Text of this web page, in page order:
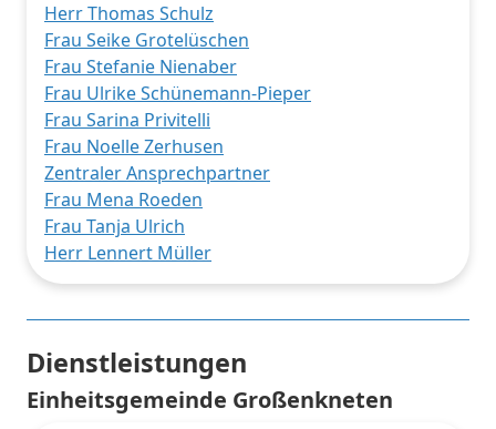
Herr Thomas Schulz
Frau Seike Grotelüschen
Frau Stefanie Nienaber
Frau Ulrike Schünemann-Pieper
Frau Sarina Privitelli
Frau Noelle Zerhusen
Zentraler Ansprechpartner
Frau Mena Roeden
Frau Tanja Ulrich
Herr Lennert Müller
Dienstleistungen
Einheitsgemeinde Großenkneten